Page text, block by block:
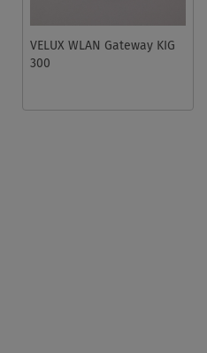
VELUX WLAN Gateway KIG
300